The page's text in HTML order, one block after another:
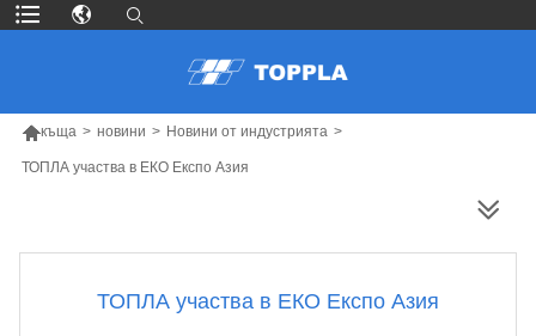
къща > новини > Новини от индустрията >
ТОПЛА участва в ЕКО Експо Азия
ТОПЛА участва в ЕКО Експо Азия